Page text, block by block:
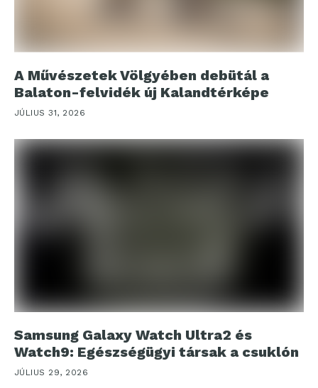
A Művészetek Völgyében debütál a
Balaton-felvidék új Kalandtérképe
JÚLIUS 31, 2026
Samsung Galaxy Watch Ultra2 és
Watch9: Egészségügyi társak a csuklón
JÚLIUS 29, 2026